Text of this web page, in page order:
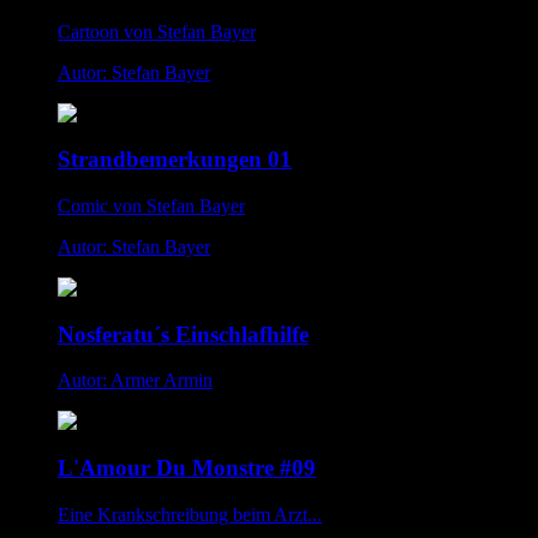
Cartoon von Stefan Bayer
Autor: Stefan Bayer
Strandbemerkungen 01
Comic von Stefan Bayer
Autor: Stefan Bayer
Nosferatu´s Einschlafhilfe
Autor: Armer Armin
L'Amour Du Monstre #09
Eine Krankschreibung beim Arzt...